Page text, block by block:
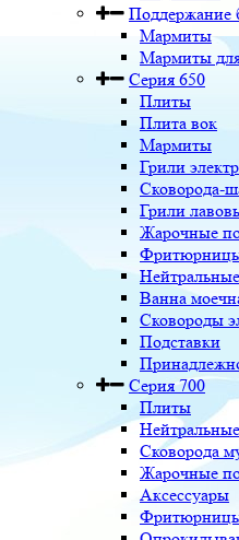
Поддержание
Мармиты
Мармиты
Серия 650
Плиты
Плита вок
Мармиты
Грили
Сковорода-
Грили
Жарочные
Ванна
Сковороды
Подставки
Серия 700
Плиты
Сковорода
Жарочные
Аксессуары